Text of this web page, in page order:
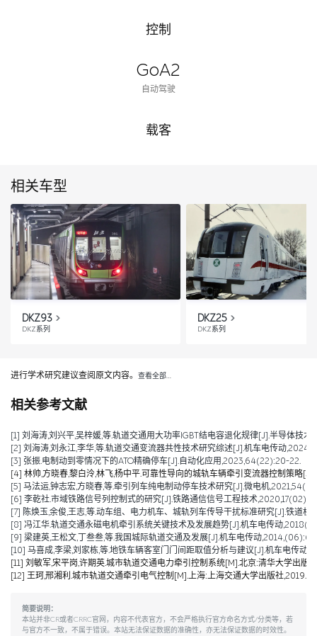
控制
GoA2
自动驾驶
载客
相关车型
DKZ93
DKZ系列
DKZ25
DKZ系列
进行学术研究建议查阅原文内容。 查看全部…
相关参考文献
[1] 刘海涛,刘兴平,吴梓媛,等.轨道交通用大功率IGBT结电容退化规律[J].半导体技
[2] 刘海涛,刘永江,李华,等.轨道交通变流器共性技术研究综述[J].机车电传动
[3] 张振.电制动到零情况下的ATO精确停车[J].自动化应用,2023,64(22):20-22.
[4] 林帅,方晓春,黎白泠,林飞,杨中平.可靠性导向的城轨车辆牵引变流器控制策略
[5] 马法运,钟志宏,方晓春,等.牵引列车纯电制动停车技术研究[J].微电机
[6] 李乾社.市域铁路信号列控制式的研究[J].铁路通信信号工程技术
[7] 陈焕玉,余俊,王志,等.动车组、电力机车、城轨列车传导干扰标准研究[J].铁道
[8] 冯江华.轨道交通永磁电机牵引系统关键技术及发展趋势[J].机车电传动
[9] 梁建英,王松文,丁叁叁,等.我国城际轨道交通及发展[J].机车电传动,2014,(06):6-
[10] 马喜成,李梁,刘家栋,等.地铁车辆客室门门间距取值分析与建议[J].机车电传动
[11] 刘敏军,宋平岗,许期英.城市轨道交通电力牵引控制系统[M].北京:清华大学出版
[12] 王珂,邢湘利.城市轨道交通牵引电气控制[M].上海:上海交通大学出版社,2019.
简要说明：
本站并非CR或者CRRC官网，内容不代表官方，不会严格执行官方命名方式/分类等，若
与官方不一致，不属于错误。本站无法保证数据的准确性，亦无法保证数据的时效性。